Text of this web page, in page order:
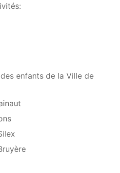
enfants de la Ville de